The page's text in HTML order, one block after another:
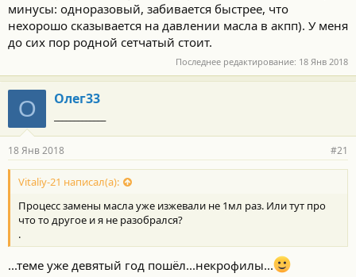
минусы: одноразовый, забивается быстрее, что
нехорошо сказывается на давлении масла в акпп). У меня
до сих пор родной сетчатый стоит.
Последнее редактирование: 18 Янв 2018
О Олег33
18 Янв 2018 #21
Vitaliy-21 написал(а):
Процесс замены масла уже изжевали не 1мл раз. Или тут про
что то другое и я не разобрался?
.
...теме уже девятый год пошёл...некрофилы...